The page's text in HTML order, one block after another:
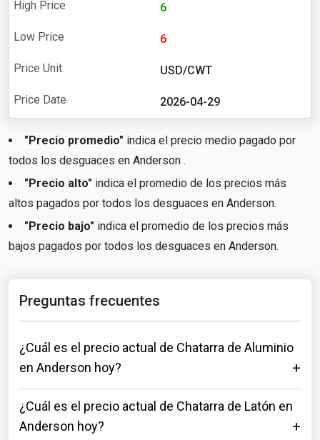
6
6
USD/CWT
2026-04-29
"Precio promedio" indica el precio medio pagado por
todos los desguaces en Anderson .
"Precio alto" indica el promedio de los precios más
altos pagados por todos los desguaces en Anderson.
"Precio bajo" indica el promedio de los precios más
bajos pagados por todos los desguaces en Anderson.
Preguntas frecuentes
¿Cuál es el precio actual de Chatarra de Aluminio
en Anderson hoy?
¿Cuál es el precio actual de Chatarra de Latón en
Anderson hoy?